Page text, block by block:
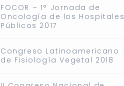
FOCOR – 1° Jornada de
Oncología de los Hospitales
Públicos 2017
Congreso Latinoamericano
de Fisiología Vegetal 2018